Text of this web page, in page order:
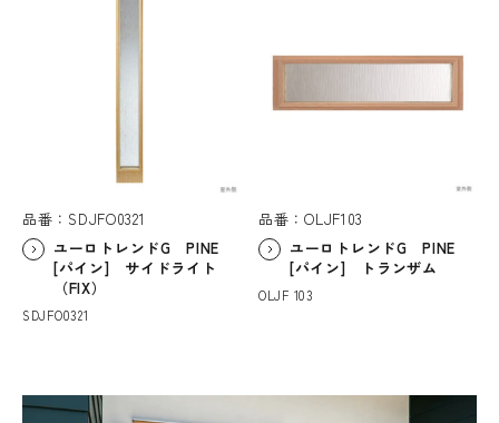
品番：SDJFO0321
ユーロトレンドG PINE
[パイン] サイドライト
（FIX）
SDJFO0321
品番：OLJF103
ユーロトレンドG PINE
[パイン] トランザム
OLJF 103